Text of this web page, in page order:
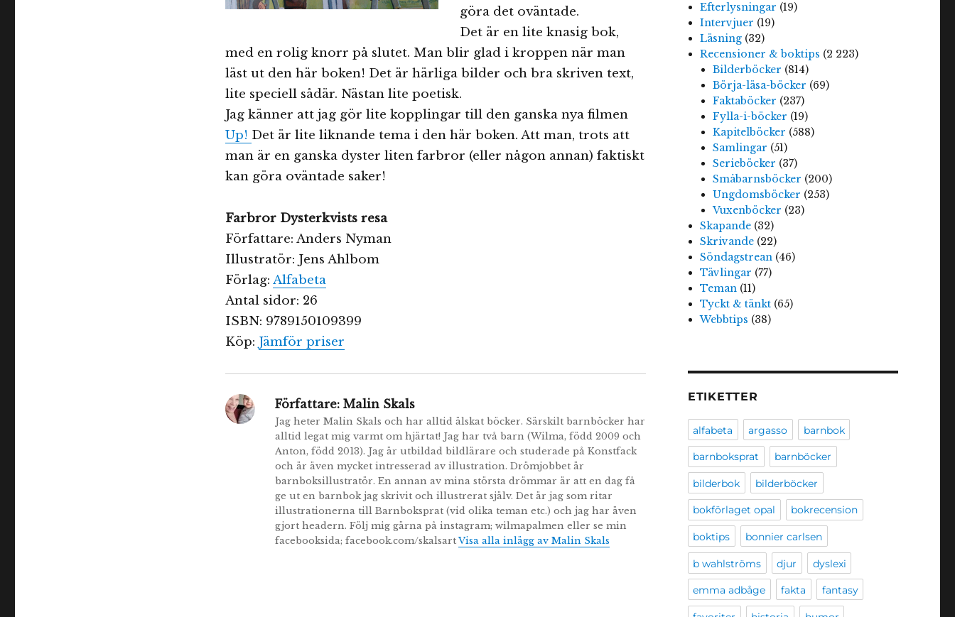
göra det oväntade.
Det är en lite knasig bok,
med en rolig knorr på slutet. Man blir glad i kroppen när man
läst ut den här boken! Det är härliga bilder och bra skriven text,
lite speciell sådär. Nästan lite poetisk.
Jag känner att jag gör lite kopplingar till den ganska nya filmen
Up! Det är lite liknande tema i den här boken. Att man, trots att
man är en ganska dyster liten farbror (eller någon annan) faktiskt
kan göra oväntade saker!
Farbror Dysterkvists resa
Författare: Anders Nyman
Illustratör: Jens Ahlbom
Förlag: Alfabeta
Antal sidor: 26
ISBN: 9789150109399
Köp: Jämför priser
Författare:Malin Skals
Jag heter Malin Skals och har alltid älskat böcker. Särskilt barnböcker har
alltid legat mig varmt om hjärtat! Jag har två barn (Wilma, född 2009 och
Anton, född 2013). Jag är utbildad bildlärare och studerade på Konstfack
och är även mycket intresserad av illustration. Drömjobbet är
barnboksillustratör. En annan av mina största drömmar är att en dag få
ge ut en barnbok jag skrivit och illustrerat själv. Det är jag som ritar
illustrationerna till Barnboksprat (vid olika teman etc.) och jag har även
gjort headern. Följ mig gärna på instagram; wilmapalmen eller se min
facebooksida; facebook.com/skalsartVisa alla inlägg av Malin Skals
Efterlysningar (19)
Intervjuer (19)
Läsning (32)
Recensioner & boktips (2 223)
Bilderböcker (814)
Börja-läsa-böcker (69)
Faktaböcker (237)
Fylla-i-böcker (19)
Kapitelböcker (588)
Samlingar (51)
Serieböcker (37)
Småbarnsböcker (200)
Ungdomsböcker (253)
Vuxenböcker (23)
Skapande (32)
Skrivande (22)
Söndagstrean (46)
Tävlingar (77)
Teman (11)
Tyckt & tänkt (65)
Webbtips (38)
ETIKETTER
alfabeta argasso barnbok
barnboksprat barnböcker
bilderbok bilderböcker
bokförlaget opal bokrecension
boktips bonnier carlsen
b wahlströms djur dyslexi
emma adbåge fakta fantasy